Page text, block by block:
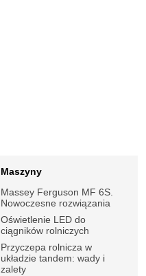
Maszyny
Massey Ferguson MF 6S.
Nowoczesne rozwiązania
Oświetlenie LED do
ciągników rolniczych
Przyczepa rolnicza w
układzie tandem: wady i
zalety